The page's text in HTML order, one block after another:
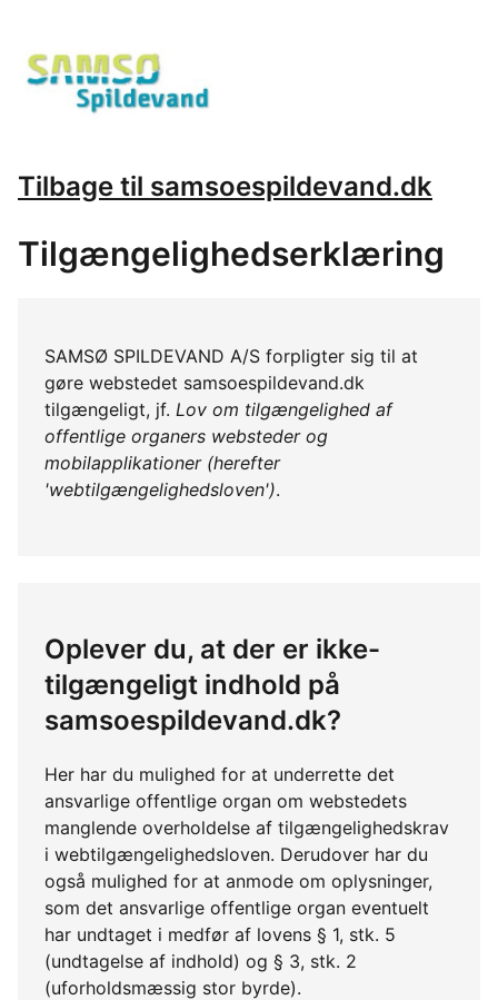
Tilbage til samsoespildevand.dk
Tilgængelighedserklæring
SAMSØ SPILDEVAND A/S forpligter sig til at
gøre webstedet samsoespildevand.dk
tilgængeligt, jf. Lov om tilgængelighed af
offentlige organers websteder og
mobilapplikationer (herefter
'webtilgængelighedsloven').
Oplever du, at der er ikke-
tilgængeligt indhold på
samsoespildevand.dk?
Her har du mulighed for at underrette det
ansvarlige offentlige organ om webstedets
manglende overholdelse af tilgængelighedskrav
i webtilgængelighedsloven. Derudover har du
også mulighed for at anmode om oplysninger,
som det ansvarlige offentlige organ eventuelt
har undtaget i medfør af lovens § 1, stk. 5
(undtagelse af indhold) og § 3, stk. 2
(uforholdsmæssig stor byrde).